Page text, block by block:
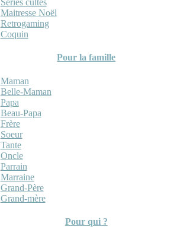
Series cultes
Maitresse Noël
Retrogaming
Coquin
Pour la famille
Maman
Belle-Maman
Papa
Beau-Papa
Frère
Soeur
Tante
Oncle
Parrain
Marraine
Grand-Père
Grand-mère
Pour qui ?